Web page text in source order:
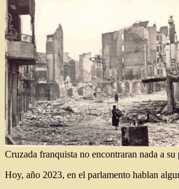
Cruzada franquista no encontraran nada a
Hoy, año 2023, en el parlamento hablan